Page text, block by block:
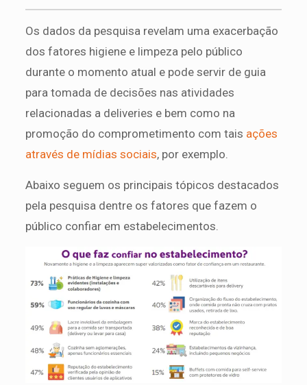
Os dados da pesquisa revelam uma exacerbação
dos fatores higiene e limpeza pelo público
durante o momento atual e pode servir de guia
para tomada de decisões nas atividades
relacionadas a deliveries e bem como na
promoção do comprometimento com tais ações
através de mídias sociais, por exemplo.
Abaixo seguem os principais tópicos destacados
pela pesquisa dentre os fatores que fazem o
público confiar em estabelecimentos.